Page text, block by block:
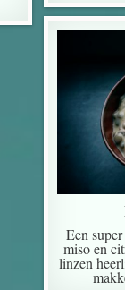
Een
miso en
linzen